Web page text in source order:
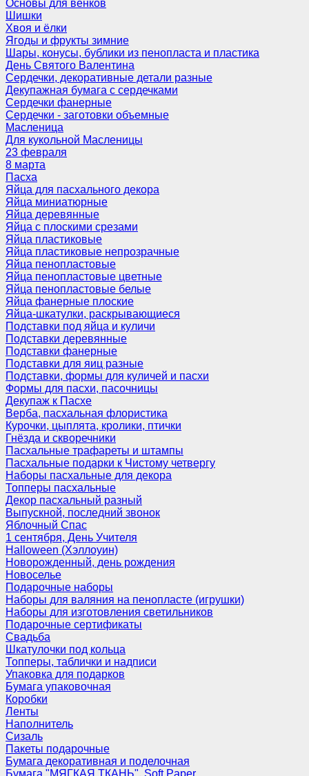
Основы для венков
Шишки
Хвоя и ёлки
Ягоды и фрукты зимние
Шары, конусы, бублики из пенопласта и пластика
День Святого Валентина
Сердечки, декоративные детали разные
Декупажная бумага с сердечками
Сердечки фанерные
Сердечки - заготовки объемные
Масленица
Для кукольной Масленицы
23 февраля
8 марта
Пасха
Яйца для пасхального декора
Яйца миниатюрные
Яйца деревянные
Яйца с плоскими срезами
Яйца пластиковые
Яйца пластиковые непрозрачные
Яйца пенопластовые
Яйца пенопластовые цветные
Яйца пенопластовые белые
Яйца фанерные плоские
Яйца-шкатулки, раскрывающиеся
Подставки под яйца и куличи
Подставки деревянные
Подставки фанерные
Подставки для яиц разные
Подставки, формы для куличей и пасхи
Формы для пасхи, пасочницы
Декупаж к Пасхе
Верба, пасхальная флористика
Курочки, цыплята, кролики, птички
Гнёзда и скворечники
Пасхальные трафареты и штампы
Пасхальные подарки к Чистому четвергу
Наборы пасхальные для декора
Топперы пасхальные
Декор пасхальный разный
Выпускной, последний звонок
Яблочный Спас
1 сентября, День Учителя
Halloween (Хэллоуин)
Новорожденный, день рождения
Новоселье
Подарочные наборы
Наборы для валяния на пенопласте (игрушки)
Наборы для изготовления светильников
Подарочные сертификаты
Свадьба
Шкатулочки под кольца
Топперы, таблички и надписи
Упаковка для подарков
Бумага упаковочная
Коробки
Ленты
Наполнитель
Сизаль
Пакеты подарочные
Бумага декоративная и поделочная
Бумага "МЯГКАЯ ТКАНЬ", Soft Paper